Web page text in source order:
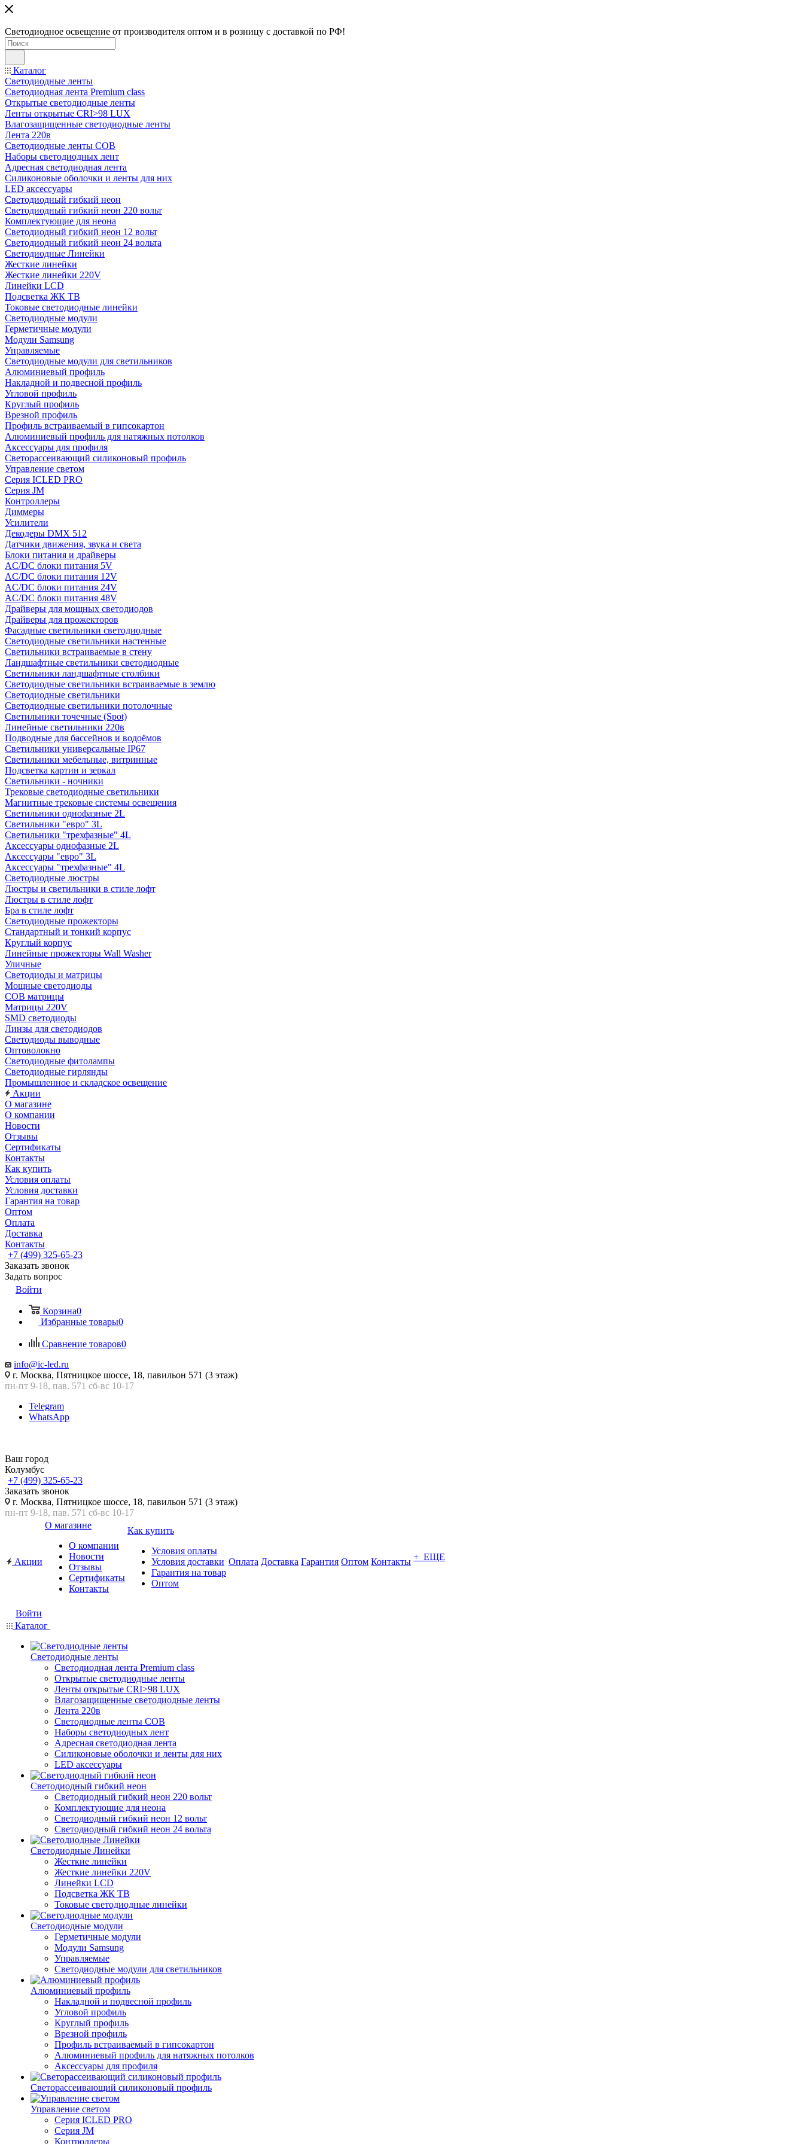
Светодиодное освещение от производителя оптом и в розницу с доставкой по РФ!
Каталог
Светодиодные ленты
Светодиодная лента Premium class
Открытые светодиодные ленты
Ленты открытые CRI>98 LUX
Влагозащищенные светодиодные ленты
Лента 220в
Светодиодные ленты COB
Наборы светодиодных лент
Адресная светодиодная лента
Силиконовые оболочки и ленты для них
LED аксессуары
Светодиодный гибкий неон
Светодиодный гибкий неон 220 вольт
Комплектующие для неона
Светодиодный гибкий неон 12 вольт
Светодиодный гибкий неон 24 вольта
Светодиодные Линейки
Жесткие линейки
Жесткие линейки 220V
Линейки LCD
Подсветка ЖК ТВ
Токовые светодиодные линейки
Светодиодные модули
Герметичные модули
Модули Samsung
Управляемые
Светодиодные модули для светильников
Алюминиевый профиль
Накладной и подвесной профиль
Угловой профиль
Круглый профиль
Врезной профиль
Профиль встраиваемый в гипсокартон
Алюминиевый профиль для натяжных потолков
Аксессуары для профиля
Светорассеивающий силиконовый профиль
Управление светом
Серия ICLED PRO
Серия JM
Контроллеры
Диммеры
Усилители
Декодеры DMX 512
Датчики движения, звука и света
Блоки питания и драйверы
AC/DC блоки питания 5V
AC/DC блоки питания 12V
AC/DC блоки питания 24V
AC/DC блоки питания 48V
Драйверы для мощных светодиодов
Драйверы для прожекторов
Фасадные светильники светодиодные
Светодиодные светильники настенные
Светильники встраиваемые в стену
Ландшафтные светильники светодиодные
Светильники ландшафтные столбики
Светодиодные светильники встраиваемые в землю
Светодиодные светильники
Светодиодные светильники потолочные
Светильники точечные (Spot)
Линейные светильники 220в
Подводные для бассейнов и водоёмов
Светильники универсальные IP67
Светильники мебельные, витринные
Подсветка картин и зеркал
Светильники - ночники
Трековые светодиодные светильники
Магнитные трековые системы освещения
Светильники однофазные 2L
Светильники "евро" 3L
Светильники "трехфазные" 4L
Аксессуары однофазные 2L
Аксессуары "евро" 3L
Аксессуары "трехфазные" 4L
Светодиодные люстры
Люстры и светильники в стиле лофт
Люстры в стиле лофт
Бра в стиле лофт
Светодиодные прожекторы
Стандартный и тонкий корпус
Круглый корпус
Линейные прожекторы Wall Washer
Уличные
Светодиоды и матрицы
Мощные светодиоды
COB матрицы
Матрицы 220V
SMD светодиоды
Линзы для светодиодов
Светодиоды выводные
Оптоволокно
Светодиодные фитолампы
Светодиодные гирлянды
Промышленное и складское освещение
Акции
О магазине
О компании
Новости
Отзывы
Сертификаты
Контакты
Как купить
Условия оплаты
Условия доставки
Гарантия на товар
Оптом
Оплата
Доставка
Контакты
+7 (499) 325-65-23
Заказать звонок
Задать вопрос
Войти
Корзина0
Избранные товары0
Сравнение товаров0
info@ic-led.ru
г. Москва, Пятницкое шоссе, 18, павильон 571 (3 этаж)
пн-пт 9-18, пав. 571 сб-вс 10-17
Telegram
WhatsApp
Ваш город
Колумбус
+7 (499) 325-65-23
Заказать звонок
г. Москва, Пятницкое шоссе, 18, павильон 571 (3 этаж)
пн-пт 9-18, пав. 571 сб-вс 10-17
Акции
О магазине
О компании
Новости
Отзывы
Сертификаты
Контакты
Как купить
Условия оплаты
Условия доставки
Гарантия на товар
Оптом
Оплата Доставка Гарантия Оптом Контакты + ЕЩЕ
Войти
Каталог
Светодиодные ленты
Светодиодная лента Premium class
Открытые светодиодные ленты
Ленты открытые CRI>98 LUX
Влагозащищенные светодиодные ленты
Лента 220в
Светодиодные ленты COB
Наборы светодиодных лент
Адресная светодиодная лента
Силиконовые оболочки и ленты для них
LED аксессуары
Светодиодный гибкий неон
Светодиодный гибкий неон 220 вольт
Комплектующие для неона
Светодиодный гибкий неон 12 вольт
Светодиодный гибкий неон 24 вольта
Светодиодные Линейки
Жесткие линейки
Жесткие линейки 220V
Линейки LCD
Подсветка ЖК ТВ
Токовые светодиодные линейки
Светодиодные модули
Герметичные модули
Модули Samsung
Управляемые
Светодиодные модули для светильников
Алюминиевый профиль
Накладной и подвесной профиль
Угловой профиль
Круглый профиль
Врезной профиль
Профиль встраиваемый в гипсокартон
Алюминиевый профиль для натяжных потолков
Аксессуары для профиля
Светорассеивающий силиконовый профиль
Управление светом
Серия ICLED PRO
Серия JM
Контроллеры